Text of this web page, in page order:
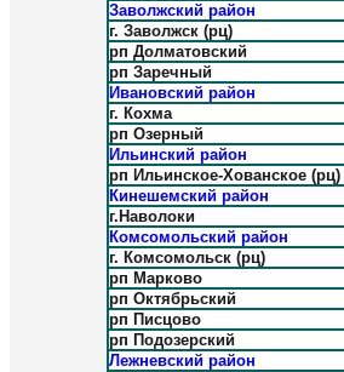
Заволжский район
г. Заволжск (рц)
рп Долматовский
рп Заречный
Ивановский район
г. Кохма
рп Озерный
Ильинский район
рп Ильинское-Хованское (рц)
Кинешемский район
г.Наволоки
Комсомольский район
г. Комсомольск (рц)
рп Марково
рп Октябрьский
рп Писцово
рп Подозерский
Лежневский район